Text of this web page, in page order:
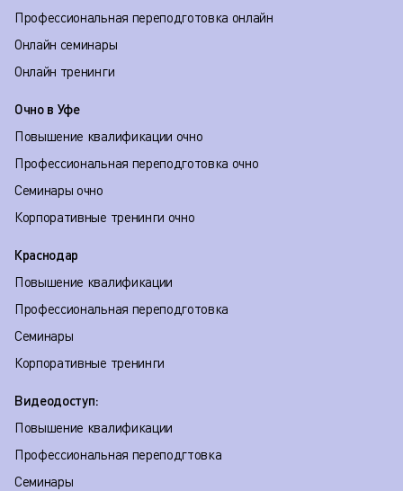
Профессиональная переподготовка онлайн
Онлайн семинары
Онлайн тренинги
Очно в Уфе
Повышение квалификации очно
Профессиональная переподготовка очно
Семинары очно
Корпоративные тренинги очно
Краснодар
Повышение квалификации
Профессиональная переподготовка
Семинары
Корпоративные тренинги
Видеодоступ:
Повышение квалификации
Профессиональная переподгтовка
Семинары